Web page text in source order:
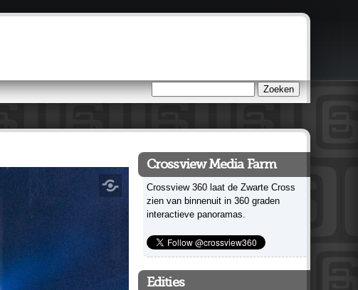
Zoekveld
Crossview Media Farm
Crossview 360 laat de Zwarte Cross
zien van binnenuit in 360 graden
interactieve panoramas.
Edities